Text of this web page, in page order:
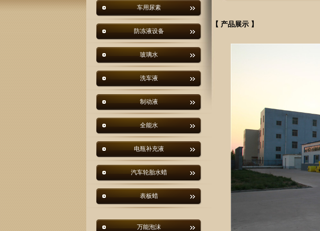
车用尿素
防冻液设备
玻璃水
洗车液
制动液
全能水
电瓶补充液
汽车轮胎水蜡
表板蜡
万能泡沫
【 产品展示 】